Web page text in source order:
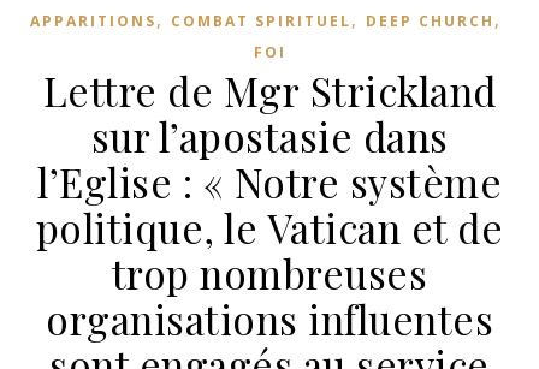
APPARITIONS, COMBAT SPIRITUEL, DEEP CHURCH ,
FOI
Lettre de Mgr Strickland
sur l’apostasie dans
l’Eglise : « Notre système
politique, le Vatican et de
trop nombreuses
organisations influentes